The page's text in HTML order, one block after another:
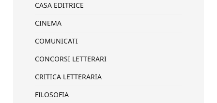
CASA EDITRICE
CINEMA
COMUNICATI
CONCORSI LETTERARI
CRITICA LETTERARIA
FILOSOFIA